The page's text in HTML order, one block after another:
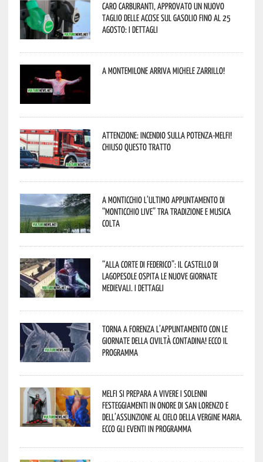
Caro carburanti, approvato un nuovo
taglio delle accise sul gasolio fino al 25
agosto: i dettagli
A Montemilone arriva Michele Zarrillo!
Attenzione: incendio sulla Potenza-Melfi!
Chiuso questo tratto
A Monticchio l’ultimo appuntamento di
“Monticchio Live” tra tradizione e musica
colta
“Alla corte di Federico”: il Castello di
Lagopesole ospita le nuove Giornate
Medievali. I dettagli
Torna a Forenza l’appuntamento con le
Giornate della Civiltà Contadina! Ecco il
programma
Melfi si prepara a vivere i solenni
festeggiamenti in onore di San Lorenzo e
dell’assunzione al cielo della Vergine Maria.
Ecco gli eventi in programma